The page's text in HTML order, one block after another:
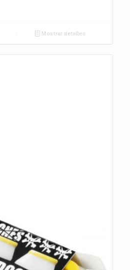
Mostrar detalles